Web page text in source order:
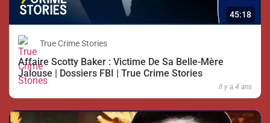
45:18
True Crime Stories
Affaire Scotty Baker : Victime De Sa Belle-Mère
Jalouse | Dossiers FBI | True Crime Stories
Il y a 4 ans